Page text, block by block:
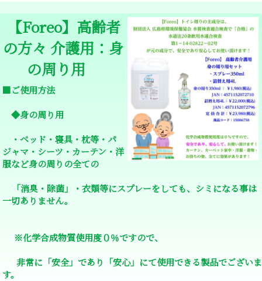
【Foreo】高齢者
の方々 介護用：身
の周り用
■ご使用方法
◆身の周り用
・ベッド・寝具・枕等・パ
ジャマ・シーツ・カーテン・洋
服など身の周りの全ての
「消臭・除菌」・衣類等にスプレーをしても、シミになる事は
一切ありません。
※化学合成物質使用度０％ですので、
非常に「安全」であり「安心」にて使用できる製品でございま
す。